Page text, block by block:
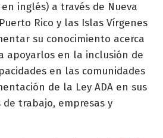
en inglés) a través de Nueva
Rico y las Islas Vírgenes
su conocimiento acerca
apoyarlos en la inclusión de
en las comunidades
de la Ley ADA en sus
de trabajo, empresas y